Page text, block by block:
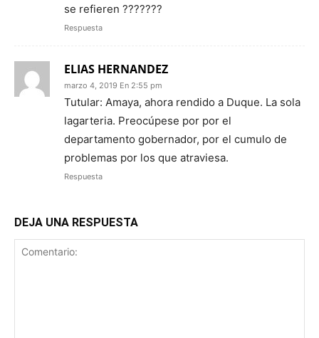
se refieren ???????
Respuesta
ELIAS HERNANDEZ
marzo 4, 2019 En 2:55 pm
Tutular: Amaya, ahora rendido a Duque. La sola
lagarteria. Preocúpese por por el
departamento gobernador, por el cumulo de
problemas por los que atraviesa.
Respuesta
DEJA UNA RESPUESTA